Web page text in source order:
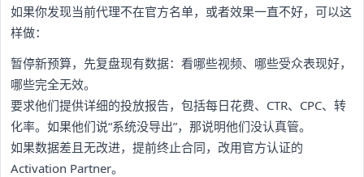
如果你发现当前代理不在官方名单，或者效果一直不好，可以这
样做：
暂停新预算，先复盘现有数据：看哪些视频、哪些受众表现好，
哪些完全无效。
要求他们提供详细的投放报告，包括每日花费、CTR、CPC、转
化率。如果他们说“系统没导出”，那说明他们没认真管。
如果数据差且无改进，提前终止合同，改用官方认证的
Activation Partner。